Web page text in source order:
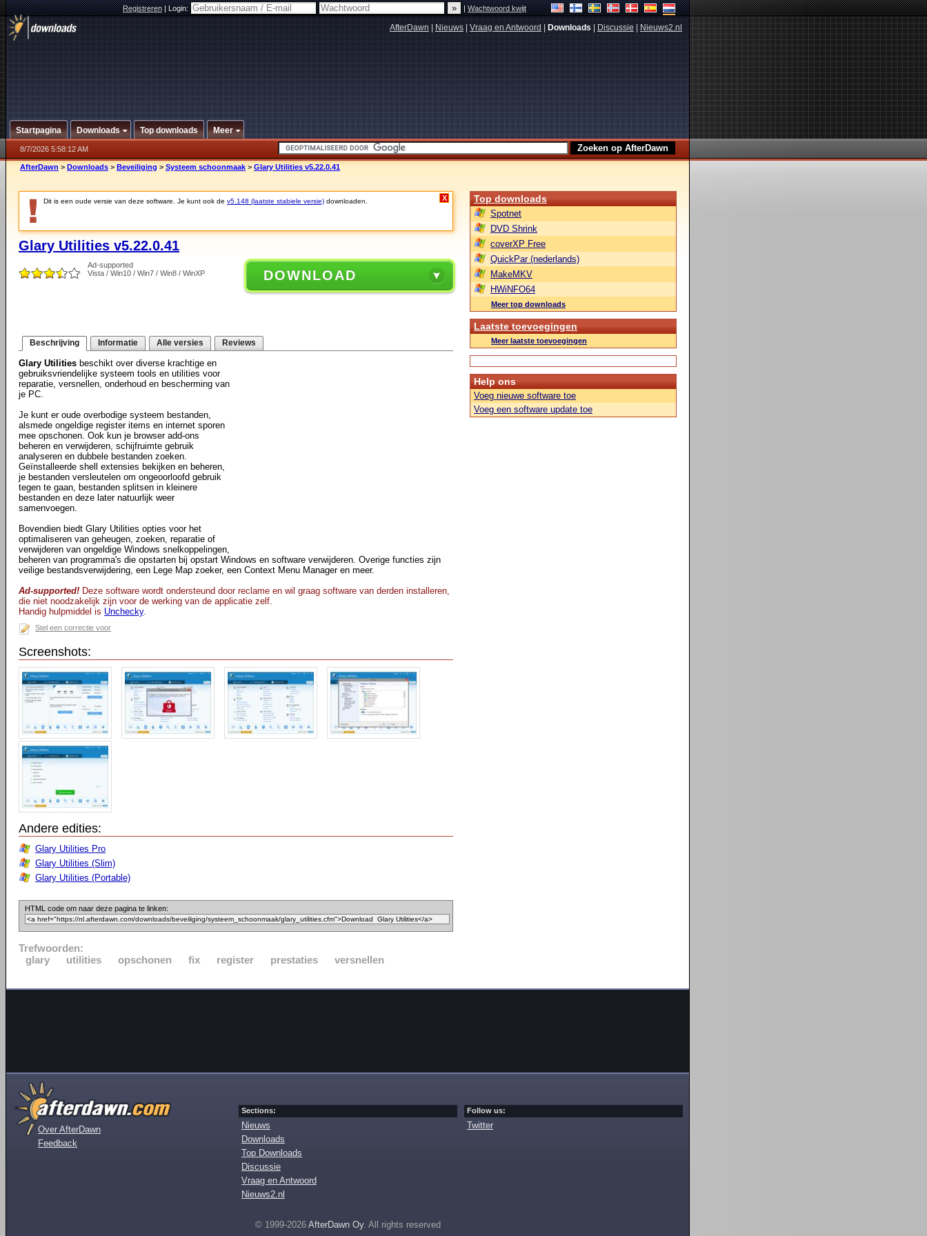
Registreren|Login: |Wachtwoord kwijt
AfterDawn Nieuws Vraag en Antwoord Downloads Discussie Nieuws2.nl
Startpagina Downloads Top downloads Meer
8/7/2026 5:58:12 AM
AfterDawn > Downloads > Beveiliging > Systeem schoonmaak > Glary Utilities v5.22.0.41
Dit is een oude versie van deze software. Je kunt ook de v5.148 (laatste stabiele versie) downloaden. X
Glary Utilities v5.22.0.41
Ad-supported
Vista / Win10 / Win7 / Win8 / WinXP
DOWNLOAD
Beschrijving Informatie Alle versies Reviews
Glary Utilities beschikt over diverse krachtige en
gebruiksvriendelijke systeem tools en utilities voor
reparatie, versnellen, onderhoud en bescherming van
je PC.
Je kunt er oude overbodige systeem bestanden,
alsmede ongeldige register items en internet sporen
mee opschonen. Ook kun je browser add-ons
beheren en verwijderen, schijfruimte gebruik
analyseren en dubbele bestanden zoeken.
Geïnstalleerde shell extensies bekijken en beheren,
je bestanden versleutelen om ongeoorloofd gebruik
tegen te gaan, bestanden splitsen in kleinere
bestanden en deze later natuurlijk weer
samenvoegen.
Bovendien biedt Glary Utilities opties voor het
optimaliseren van geheugen, zoeken, reparatie of
verwijderen van ongeldige Windows snelkoppelingen,
beheren van programma's die opstarten bij opstart Windows en software verwijderen. Overige functies zijn
veilige bestandsverwijdering, een Lege Map zoeker, een Context Menu Manager en meer.
Ad-supported! Deze software wordt ondersteund door reclame en wil graag software van derden installeren,
die niet noodzakelijk zijn voor de werking van de applicatie zelf.
Handig hulpmiddel is Unchecky.
Stel een correctie voor
Screenshots:
Andere edities:
Glary Utilities Pro
Glary Utilities (Slim)
Glary Utilities (Portable)
HTML code om naar deze pagina te linken:
Trefwoorden:
glary
utilities opschonen fix register prestaties versnellen
Top downloads
Spotnet
DVD Shrink
coverXP Free
QuickPar (nederlands)
MakeMKV
HWiNFO64
Meer top downloads
Laatste toevoegingen
Meer laatste toevoegingen
Help ons
Voeg nieuwe software toe
Voeg een software update toe
Over AfterDawn
Feedback
Sections:
Nieuws
Downloads
Top Downloads
Discussie
Vraag en Antwoord
Nieuws2.nl
Follow us:
Twitter
© 1999-2026 AfterDawn Oy. All rights reserved